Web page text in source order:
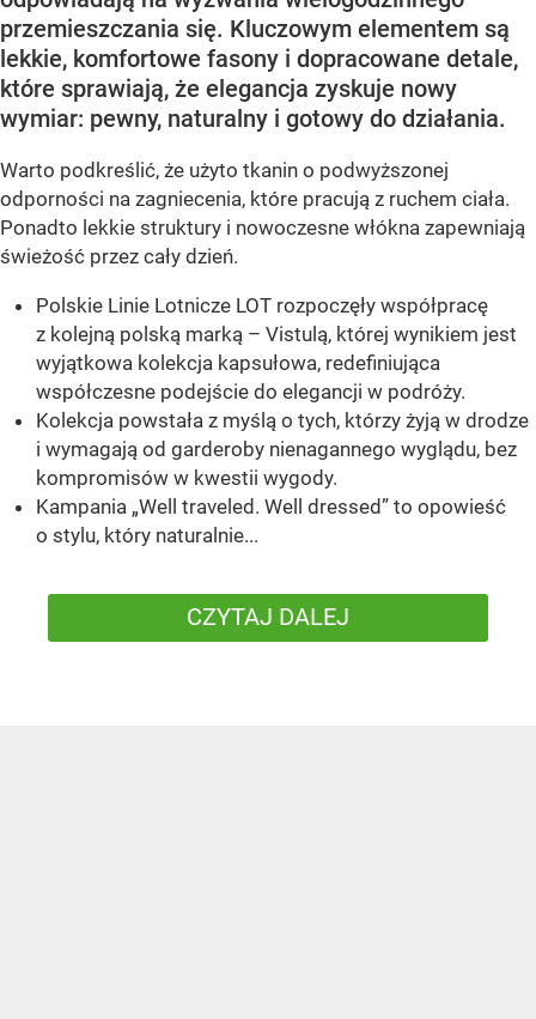
przemieszczania się. Kluczowym elementem są
lekkie, komfortowe fasony i dopracowane detale,
które sprawiają, że elegancja zyskuje nowy
wymiar: pewny, naturalny i gotowy do działania.
Warto podkreślić, że użyto tkanin o podwyższonej
odporności na zagniecenia, które pracują z ruchem ciała.
Ponadto lekkie struktury i nowoczesne włókna zapewniają
świeżość przez cały dzień.
Polskie Linie Lotnicze LOT rozpoczęły współpracę
z kolejną polską marką – Vistulą, której wynikiem jest
wyjątkowa kolekcja kapsułowa, redefiniująca
współczesne podejście do elegancji w podróży.
Kolekcja powstała z myślą o tych, którzy żyją w drodze
i wymagają od garderoby nienagannego wyglądu, bez
kompromisów w kwestii wygody.
Kampania „Well traveled. Well dressed” to opowieść
o stylu, który naturalnie...
CZYTAJ DALEJ